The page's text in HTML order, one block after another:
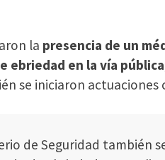
la presencia de un
ebriedad en la vía
se iniciaron
de Seguridad también